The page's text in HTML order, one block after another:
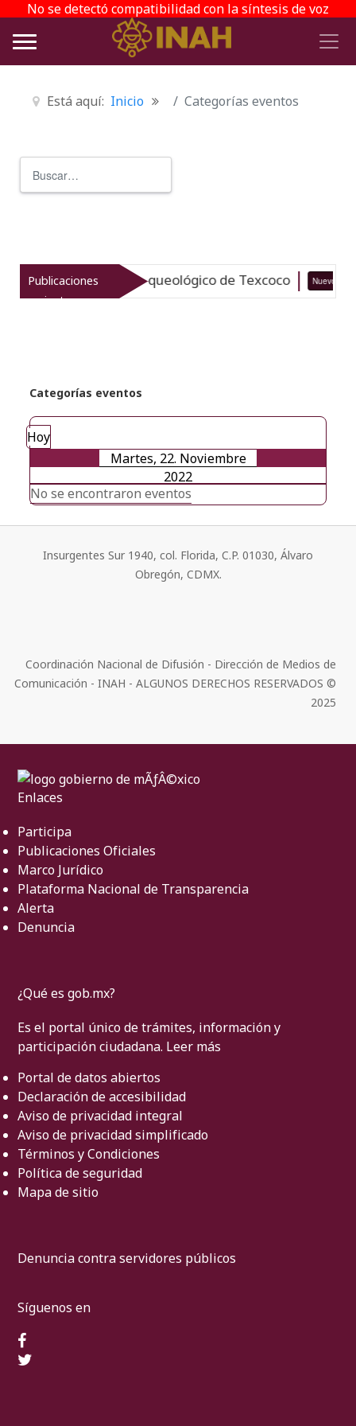
No se detectó compatibilidad con la síntesis de voz
Está aquí: Inicio Categorías eventos
Publicaciones
recientes
el patrimonio arqueológico de Texcoco Nuevo
Categorías eventos
Hoy
Martes, 22. Noviembre
2022
No se encontraron eventos
Insurgentes Sur 1940, col. Florida, C.P. 01030, Álvaro
Obregón, CDMX.
Coordinación Nacional de Difusión - Dirección de Medios de
Comunicación - INAH - ALGUNOS DERECHOS RESERVADOS ©
2025
Enlaces
Participa
Publicaciones Oficiales
Marco Jurídico
Plataforma Nacional de Transparencia
Alerta
Denuncia
¿Qué es gob.mx?
Es el portal único de trámites, información y
participación ciudadana. Leer más
Portal de datos abiertos
Declaración de accesibilidad
Aviso de privacidad integral
Aviso de privacidad simplificado
Términos y Condiciones
Política de seguridad
Mapa de sitio
Denuncia contra servidores públicos
Síguenos en